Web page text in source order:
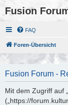
Fusion
FAQ
Foren-Übersicht
Fusion Forum -
Mit dem Zugriff auf
(„https://